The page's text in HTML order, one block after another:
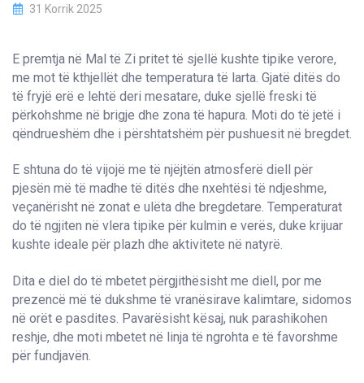
31 Korrik 2025
E premtja në Mal të Zi pritet të sjellë kushte tipike verore,
me mot të kthjellët dhe temperatura të larta. Gjatë ditës do
të fryjë erë e lehtë deri mesatare, duke sjellë freski të
përkohshme në brigje dhe zona të hapura. Moti do të jetë i
qëndrueshëm dhe i përshtatshëm për pushuesit në bregdet.
E shtuna do të vijojë me të njëjtën atmosferë diell për
pjesën më të madhe të ditës dhe nxehtësi të ndjeshme,
veçanërisht në zonat e ulëta dhe bregdetare. Temperaturat
do të ngjiten në vlera tipike për kulmin e verës, duke krijuar
kushte ideale për plazh dhe aktivitete në natyrë.
Dita e diel do të mbetet përgjithësisht me diell, por me
prezencë më të dukshme të vranësirave kalimtare, sidomos
në orët e pasdites. Pavarësisht kësaj, nuk parashikohen
reshje, dhe moti mbetet në linja të ngrohta e të favorshme
për fundjavën.